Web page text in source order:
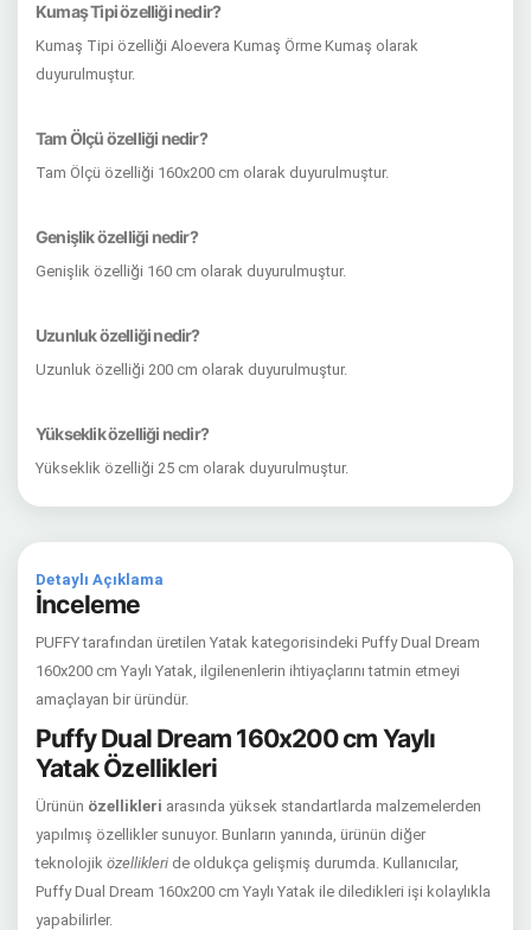
Kumaş Tipi özelliği nedir?
Kumaş Tipi özelliği Aloevera Kumaş Örme Kumaş olarak
duyurulmuştur.
Tam Ölçü özelliği nedir?
Tam Ölçü özelliği 160x200 cm olarak duyurulmuştur.
Genişlik özelliği nedir?
Genişlik özelliği 160 cm olarak duyurulmuştur.
Uzunluk özelliği nedir?
Uzunluk özelliği 200 cm olarak duyurulmuştur.
Yükseklik özelliği nedir?
Yükseklik özelliği 25 cm olarak duyurulmuştur.
Detaylı Açıklama
İnceleme
PUFFY tarafından üretilen Yatak kategorisindeki Puffy Dual Dream
160x200 cm Yaylı Yatak, ilgilenenlerin ihtiyaçlarını tatmin etmeyi
amaçlayan bir üründür.
Puffy Dual Dream 160x200 cm Yaylı
Yatak Özellikleri
Ürünün özellikleri arasında yüksek standartlarda malzemelerden
yapılmış özellikler sunuyor. Bunların yanında, ürünün diğer
teknolojik özellikleri de oldukça gelişmiş durumda. Kullanıcılar,
Puffy Dual Dream 160x200 cm Yaylı Yatak ile diledikleri işi kolaylıkla
yapabilirler.